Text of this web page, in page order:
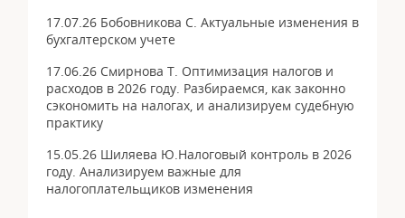
17.07.26 Бобовникова С. Актуальные изменения в
бухгалтерском учете
17.06.26 Смирнова Т. Оптимизация налогов и
расходов в 2026 году. Разбираемся, как законно
сэкономить на налогах, и анализируем судебную
практику
15.05.26 Шиляева Ю.Налоговый контроль в 2026
году. Анализируем важные для
налогоплательщиков изменения